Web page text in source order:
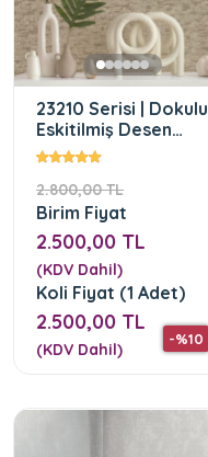
23210 Serisi | Dokulu
Eskitilmiş Desen
Duvar Kağıdı
2.800,00 TL
-%10
Birim Fiyat
2.500,00 TL
(KDV Dahil)
Koli Fiyat (1 Adet)
2.500,00 TL
(KDV Dahil)